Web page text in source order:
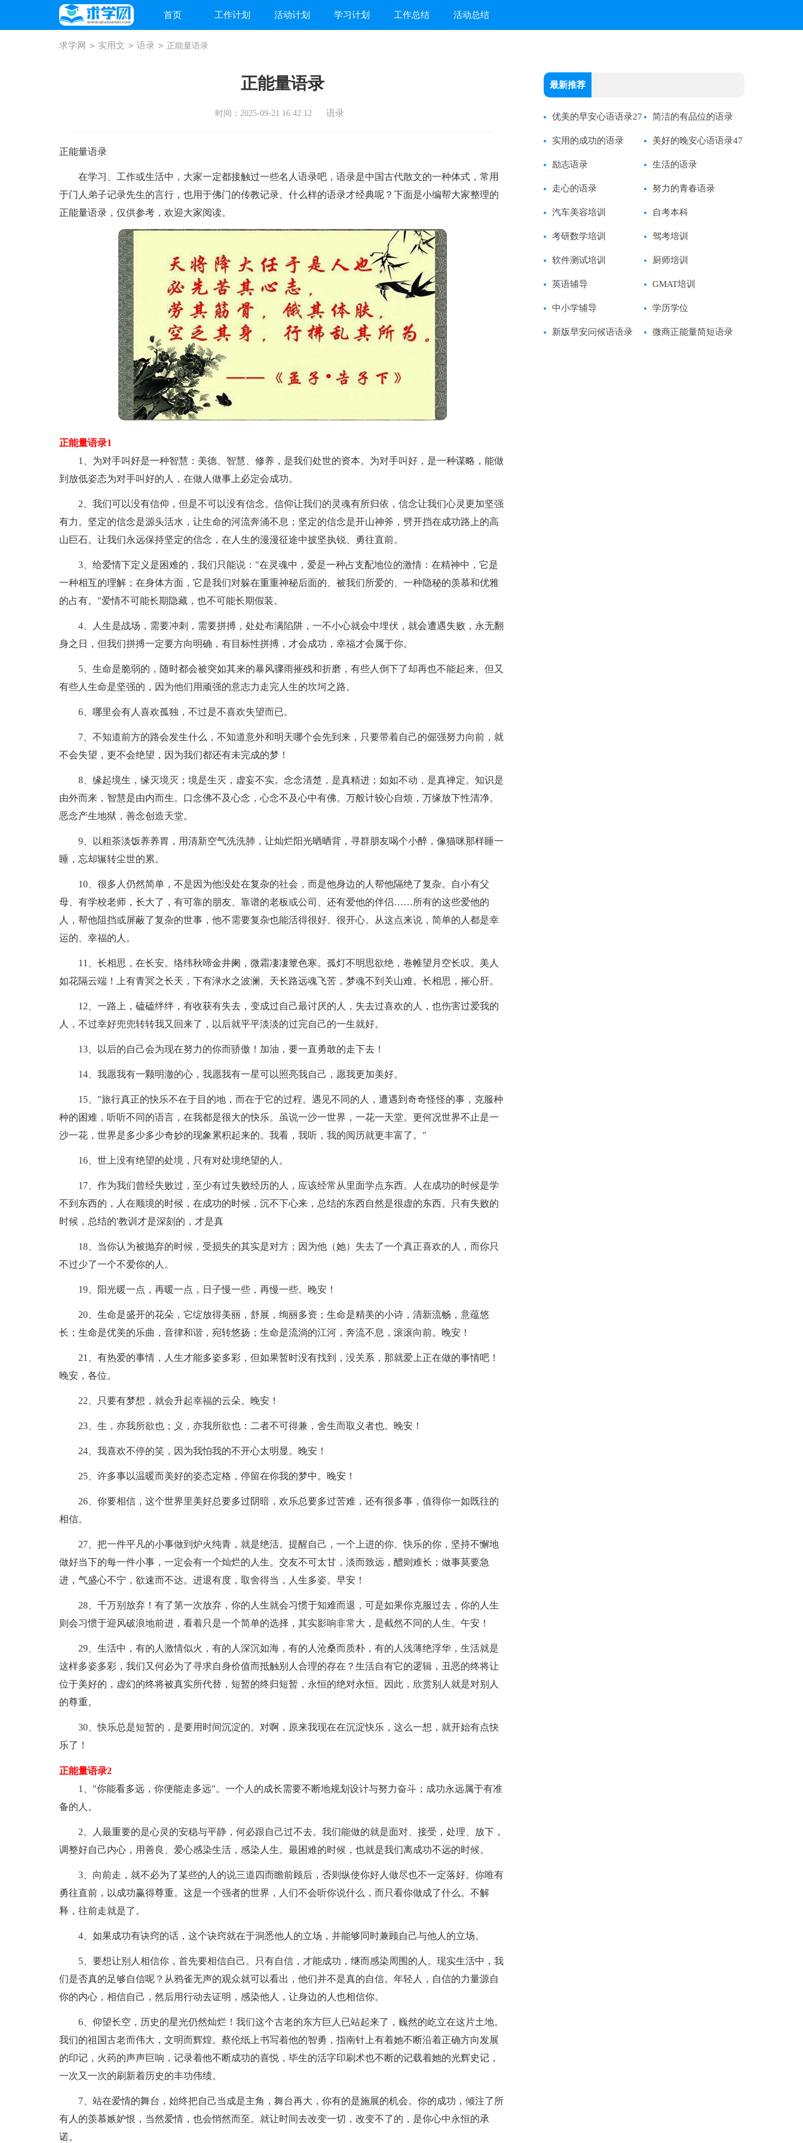
首页 工作计划 活动计划 学习计划 工作总结 活动总结
求学网 > 实用文 > 语录 > 正能量语录
正能量语录
时间：2025-09-21 16:42:12 语录
正能量语录
在学习、工作或生活中，大家一定都接触过一些名人语录吧，语录是中国古代散文的一种体式，常用
于门人弟子记录先生的言行，也用于佛门的传教记录。什么样的语录才经典呢？下面是小编帮大家整理的
正能量语录，仅供参考，欢迎大家阅读。
正能量语录1
1、为对手叫好是一种智慧：美德、智慧、修养，是我们处世的资本。为对手叫好，是一种谋略，能做
到放低姿态为对手叫好的人，在做人做事上必定会成功。
2、我们可以没有信仰，但是不可以没有信念。信仰让我们的灵魂有所归依，信念让我们心灵更加坚强
有力。坚定的信念是源头活水，让生命的河流奔涌不息；坚定的信念是开山神斧，劈开挡在成功路上的高
山巨石。让我们永远保持坚定的信念，在人生的漫漫征途中披坚执锐、勇往直前。
3、给爱情下定义是困难的，我们只能说："在灵魂中，爱是一种占支配地位的激情：在精神中，它是
一种相互的理解；在身体方面，它是我们对躲在重重神秘后面的、被我们所爱的、一种隐秘的羡慕和优雅
的占有。"爱情不可能长期隐藏，也不可能长期假装。
4、人生是战场，需要冲刺，需要拼搏，处处布满陷阱，一不小心就会中埋伏，就会遭遇失败，永无翻
身之日，但我们拼搏一定要方向明确，有目标性拼搏，才会成功，幸福才会属于你。
5、生命是脆弱的，随时都会被突如其来的暴风骤雨摧残和折磨，有些人倒下了却再也不能起来。但又
有些人生命是坚强的，因为他们用顽强的意志力走完人生的坎坷之路。
6、哪里会有人喜欢孤独，不过是不喜欢失望而已。
7、不知道前方的路会发生什么，不知道意外和明天哪个会先到来，只要带着自己的倔强努力向前，就
不会失望，更不会绝望，因为我们都还有未完成的梦！
8、缘起境生，缘灭境灭；境是生灭，虚妄不实。念念清楚，是真精进；如如不动，是真禅定。知识是
由外而来，智慧是由内而生。口念佛不及心念，心念不及心中有佛。万般计较心自烦，万缘放下性清净。
恶念产生地狱，善念创造天堂。
9、以粗茶淡饭养养胃，用清新空气洗洗肺，让灿烂阳光晒晒背，寻群朋友喝个小醉，像猫咪那样睡一
睡，忘却辗转尘世的累。
10、很多人仍然简单，不是因为他没处在复杂的社会，而是他身边的人帮他隔绝了复杂。自小有父
母、有学校老师，长大了，有可靠的朋友、靠谱的老板或公司、还有爱他的伴侣……所有的这些爱他的
人，帮他阻挡或屏蔽了复杂的世事，他不需要复杂也能活得很好、很开心。从这点来说，简单的人都是幸
运的、幸福的人。
11、长相思，在长安。络纬秋啼金井阑，微霜凄凄簟色寒。孤灯不明思欲绝，卷帷望月空长叹。美人
如花隔云端！上有青冥之长天，下有渌水之波澜。天长路远魂飞苦，梦魂不到关山难。长相思，摧心肝。
12、一路上，磕磕绊绊，有收获有失去，变成过自己最讨厌的人，失去过喜欢的人，也伤害过爱我的
人，不过幸好兜兜转转我又回来了，以后就平平淡淡的过完自己的一生就好。
13、以后的自己会为现在努力的你而骄傲！加油，要一直勇敢的走下去！
14、我愿我有一颗明澈的心，我愿我有一星可以照亮我自己，愿我更加美好。
15、"旅行真正的快乐不在于目的地，而在于它的过程。遇见不同的人，遭遇到奇奇怪怪的事，克服种
种的困难，听听不同的语言，在我都是很大的快乐。虽说一沙一世界，一花一天堂。更何况世界不止是一
沙一花，世界是多少多少奇妙的现象累积起来的。我看，我听，我的阅历就更丰富了。"
16、世上没有绝望的处境，只有对处境绝望的人。
17、作为我们曾经失败过，至少有过失败经历的人，应该经常从里面学点东西。人在成功的时候是学
不到东西的，人在顺境的时候，在成功的时候，沉不下心来，总结的东西自然是很虚的东西。只有失败的
时候，总结的'教训才是深刻的，才是真
18、当你认为被抛弃的时候，受损失的其实是对方；因为他（她）失去了一个真正喜欢的人，而你只
不过少了一个不爱你的人。
19、阳光暖一点，再暖一点，日子慢一些，再慢一些。晚安！
20、生命是盛开的花朵，它绽放得美丽，舒展，绚丽多资；生命是精美的小诗，清新流畅，意蕴悠
长；生命是优美的乐曲，音律和谐，宛转悠扬；生命是流淌的江河，奔流不息，滚滚向前。晚安！
21、有热爱的事情，人生才能多姿多彩，但如果暂时没有找到，没关系，那就爱上正在做的事情吧！
晚安，各位。
22、只要有梦想，就会升起幸福的云朵。晚安！
23、生，亦我所欲也；义，亦我所欲也：二者不可得兼，舍生而取义者也。晚安！
24、我喜欢不停的笑，因为我怕我的不开心太明显。晚安！
25、许多事以温暖而美好的姿态定格，停留在你我的梦中。晚安！
26、你要相信，这个世界里美好总要多过阴暗，欢乐总要多过苦难，还有很多事，值得你一如既往的
相信。
27、把一件平凡的小事做到炉火纯青，就是绝活。提醒自己，一个上进的你、快乐的你，坚持不懈地
做好当下的每一件小事，一定会有一个灿烂的人生。交友不可太甘，淡而致远，醴则难长；做事莫要急
进，气盛心不宁，欲速而不达。进退有度，取舍得当，人生多姿。早安！
28、千万别放弃！有了第一次放弃，你的人生就会习惯于知难而退，可是如果你克服过去，你的人生
则会习惯于迎风破浪地前进，看着只是一个简单的选择，其实影响非常大，是截然不同的人生。午安！
29、生活中，有的人激情似火，有的人深沉如海，有的人沧桑而质朴，有的人浅薄绝浮华，生活就是
这样多姿多彩，我们又何必为了寻求自身价值而抵触别人合理的存在？生活自有它的逻辑，丑恶的终将让
位于美好的，虚幻的终将被真实所代替，短暂的终归短暂，永恒的绝对永恒。因此，欣赏别人就是对别人
的尊重。
30、快乐总是短暂的，是要用时间沉淀的。对啊，原来我现在在沉淀快乐，这么一想，就开始有点快
乐了！
正能量语录2
1、"你能看多远，你便能走多远"。一个人的成长需要不断地规划设计与努力奋斗；成功永远属于有准
备的人。
2、人最重要的是心灵的安稳与平静，何必跟自己过不去。我们能做的就是面对、接受，处理、放下，
调整好自己内心，用善良、爱心感染生活，感染人生。最困难的时候，也就是我们离成功不远的时候。
3、向前走，就不必为了某些的人的说三道四而瞻前顾后，否则纵使你好人做尽也不一定落好。你唯有
勇往直前，以成功赢得尊重。这是一个强者的世界，人们不会听你说什么，而只看你做成了什么。不解
释，往前走就是了。
4、如果成功有诀窍的话，这个诀窍就在于洞悉他人的立场，并能够同时兼顾自己与他人的立场。
5、要想让别人相信你，首先要相信自己。只有自信，才能成功，继而感染周围的人。现实生活中，我
们是否真的足够自信呢？从鸦雀无声的观众就可以看出，他们并不是真的自信。年轻人，自信的力量源自
你的内心，相信自己，然后用行动去证明，感染他人，让身边的人也相信你。
6、仰望长空，历史的星光仍然灿烂！我们这个古老的东方巨人已站起来了，巍然的屹立在这片土地。
我们的祖国古老而伟大，文明而辉煌。蔡伦纸上书写着他的智勇，指南针上有着她不断沿着正确方向发展
的印记，火药的声声巨响，记录着他不断成功的喜悦，毕生的活字印刷术也不断的记载着她的光辉史记，
一次又一次的刷新着历史的丰功伟绩。
7、站在爱情的舞台，始终把自己当成是主角，舞台再大，你有的是施展的机会。你的成功，倾注了所
有人的羡慕嫉妒恨，当然爱情，也会悄然而至。就让时间去改变一切，改变不了的，是你心中永恒的承
诺。
最新推荐
优美的早安心语语录27
条
简洁的有品位的语录
实用的成功的语录 美好的晚安心语语录47
条
励志语录 生活的语录
走心的语录 努力的青春语录
汽车美容培训 自考本科
考研数学培训 驾考培训
软件测试培训 厨师培训
英语辅导 GMAT培训
中小学辅导 学历学位
新版早安问候语语录 微商正能量简短语录